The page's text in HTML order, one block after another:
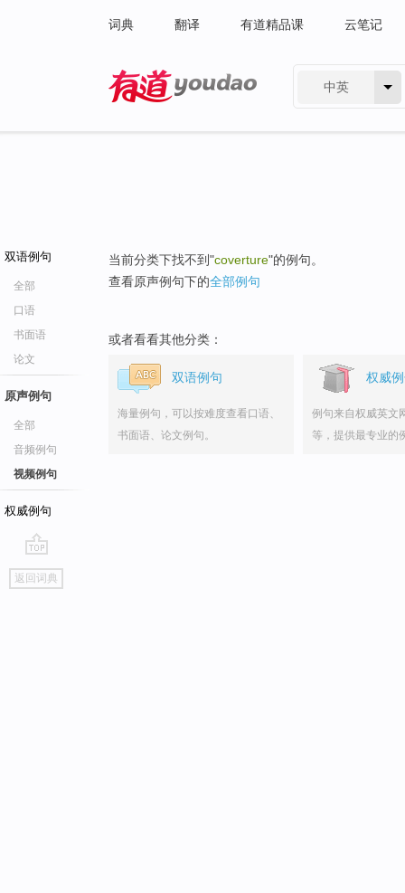
词典 翻译 有道精品课 云笔记
中英
双语例句
全部
口语
书面语
论文
原声例句
全部
音频例句
视频例句
权威例句
go
top
返回词典
当前分类下找不到"coverture"的例句。
查看原声例句下的全部例句
或者看看其他分类：
双语例句
海量例句，可以按难度查看口语、
书面语、论文例句。
权威
例句来自权威英文
等，提供最专业的